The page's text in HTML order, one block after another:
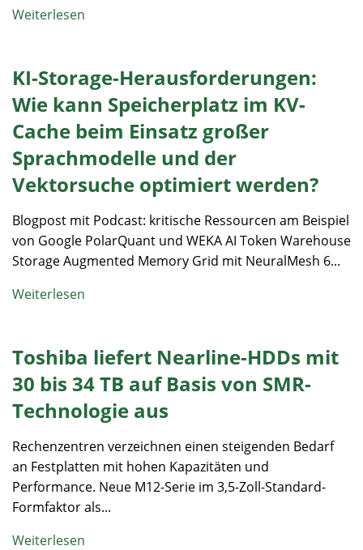
Weiterlesen
KI-Storage-Herausforderungen:
Wie kann Speicherplatz im KV-
Cache beim Einsatz großer
Sprachmodelle und der
Vektorsuche optimiert werden?
Blogpost mit Podcast: kritische Ressourcen am Beispiel
von Google PolarQuant und WEKA AI Token Warehouse
Storage Augmented Memory Grid mit NeuralMesh 6...
Weiterlesen
Toshiba liefert Nearline-HDDs mit
30 bis 34 TB auf Basis von SMR-
Technologie aus
Rechenzentren verzeichnen einen steigenden Bedarf
an Festplatten mit hohen Kapazitäten und
Performance. Neue M12-Serie im 3,5-Zoll-Standard-
Formfaktor als...
Weiterlesen